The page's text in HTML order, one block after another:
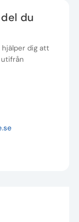
du
hjälper dig att